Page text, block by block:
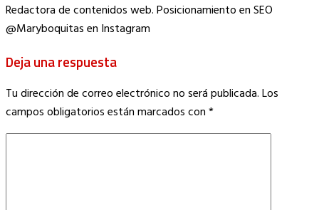
Redactora de contenidos web. Posicionamiento en SEO
@Maryboquitas en Instagram
Deja una respuesta
Tu dirección de correo electrónico no será publicada.Los
campos obligatorios están marcados con*